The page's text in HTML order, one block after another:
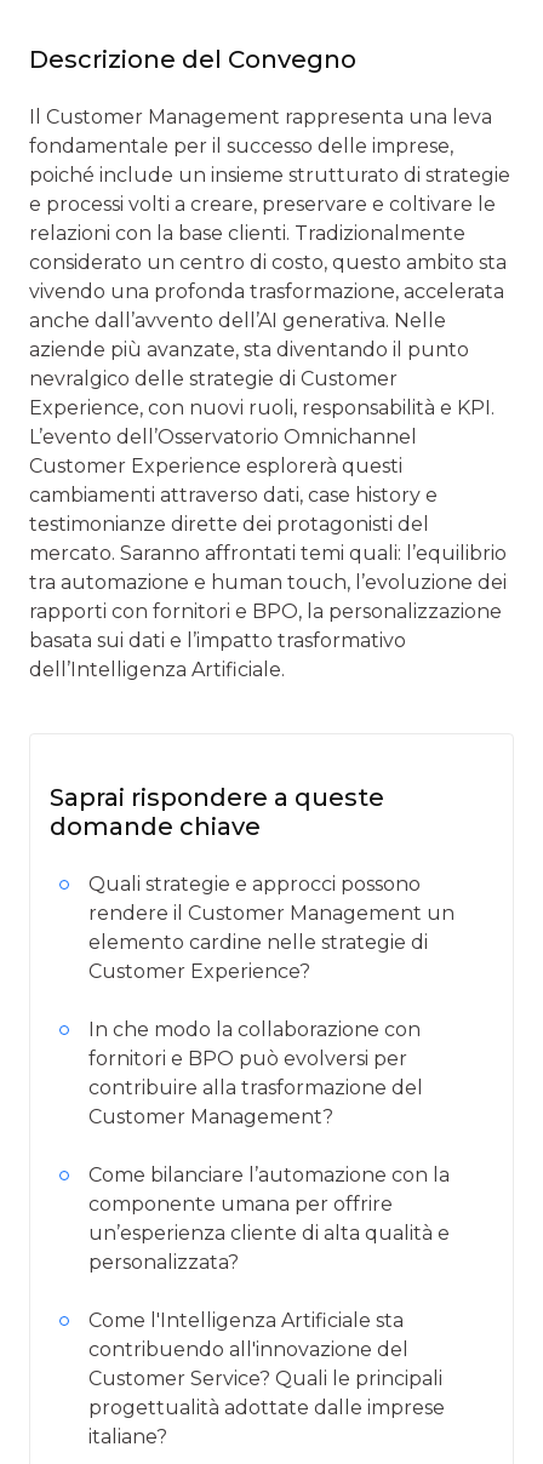
Descrizione del Convegno
Il Customer Management rappresenta una leva
fondamentale per il successo delle imprese,
poiché include un insieme strutturato di strategie
e processi volti a creare, preservare e coltivare le
relazioni con la base clienti. Tradizionalmente
considerato un centro di costo, questo ambito sta
vivendo una profonda trasformazione, accelerata
anche dall’avvento dell’AI generativa. Nelle
aziende più avanzate, sta diventando il punto
nevralgico delle strategie di Customer
Experience, con nuovi ruoli, responsabilità e KPI.
L’evento dell’Osservatorio Omnichannel
Customer Experience esplorerà questi
cambiamenti attraverso dati, case history e
testimonianze dirette dei protagonisti del
mercato. Saranno affrontati temi quali: l’equilibrio
tra automazione e human touch, l’evoluzione dei
rapporti con fornitori e BPO, la personalizzazione
basata sui dati e l’impatto trasformativo
dell’Intelligenza Artificiale.
Saprai rispondere a queste
domande chiave
Quali strategie e approcci possono
rendere il Customer Management un
elemento cardine nelle strategie di
Customer Experience?
In che modo la collaborazione con
fornitori e BPO può evolversi per
contribuire alla trasformazione del
Customer Management?
Come bilanciare l’automazione con la
componente umana per offrire
un’esperienza cliente di alta qualità e
personalizzata?
Come l'Intelligenza Artificiale sta
contribuendo all'innovazione del
Customer Service? Quali le principali
progettualità adottate dalle imprese
italiane?